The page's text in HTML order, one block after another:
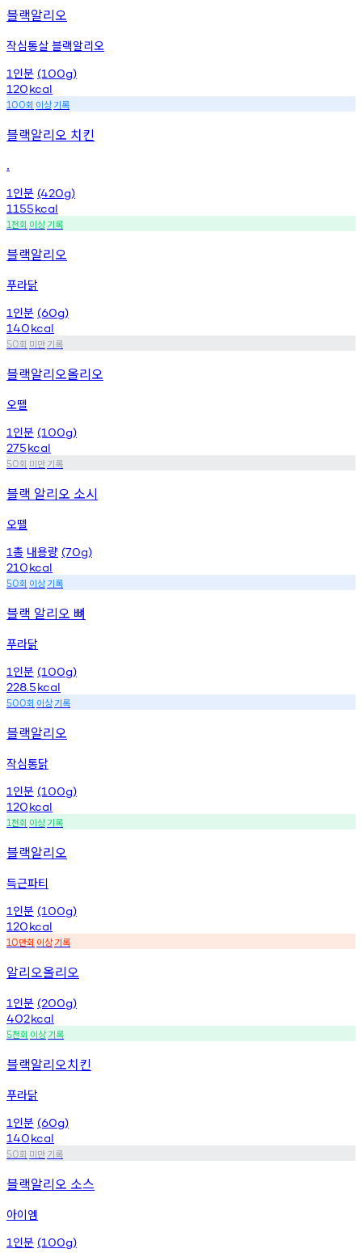
블랙알리오
작심통살 블랙알리오
1 인분 (100g)
120kcal
100회 이상기록
블랙알리오 치킨
.
1 인분 (420g)
1155kcal
1천회 이상기록
블랙알리오
푸라닭
1 인분 (60g)
140kcal
50회 미만기록
블랙알리오올리오
오뗄
1 인분 (100g)
275kcal
50회 미만기록
블랙 알리오 소시
오뗄
1총 내용량 (70g)
210kcal
50회 이상기록
블랙 알리오 뼈
푸라닭
1 인분 (100g)
228.5kcal
500회 이상기록
블랙알리오
작심통닭
1 인분 (100g)
120kcal
1천회 이상기록
블랙알리오
득근파티
1 인분 (100g)
120kcal
10만회 이상기록
알리오올리오
1 인분 (200g)
402kcal
5천회 이상기록
블랙알리오치킨
푸라닭
1 인분 (60g)
140kcal
50회 미만기록
블랙알리오 소스
아이엠
1 인분 (100g)